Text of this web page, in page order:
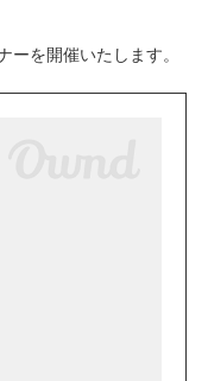
ーを開催いたします。